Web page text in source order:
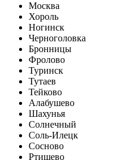
Москва
Хороль
Ногинск
Черноголовка
Бронницы
Фролово
Туринск
Тутаев
Тейково
Алабушево
Шахунья
Солнечный
Соль-Илецк
Сосново
Ртищево